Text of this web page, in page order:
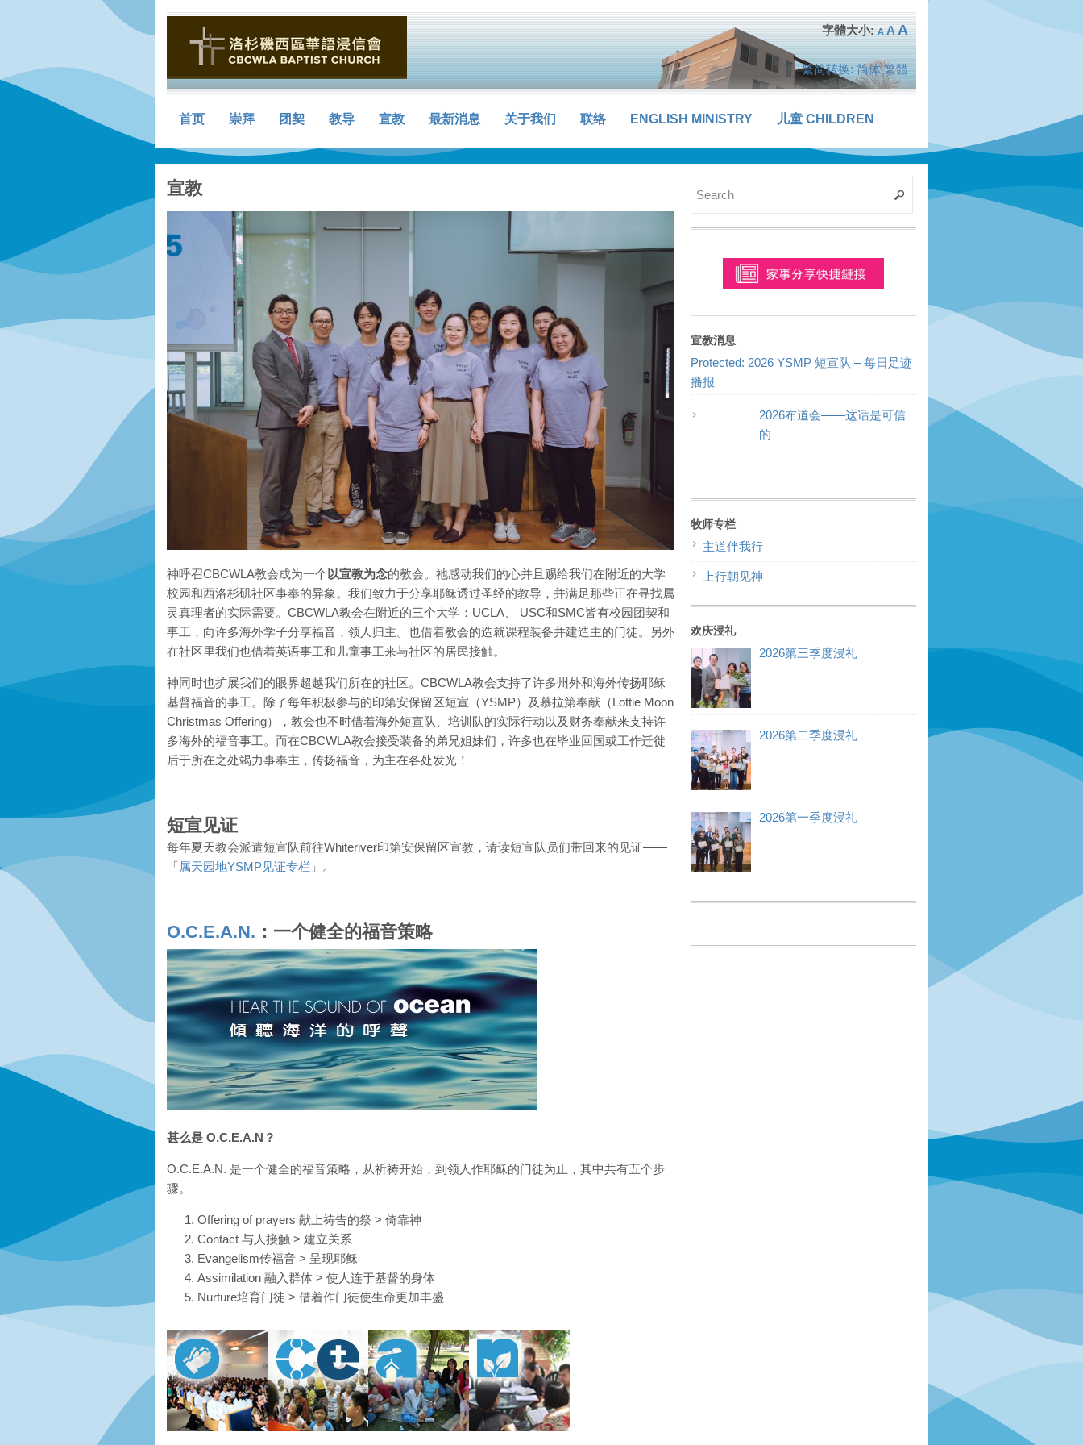
A A A
繁简转换: 简体 繁體
首页 崇拜 团契 教导 宣教 最新消息 关于我们 联络 ENGLISH MINISTRY 儿童 CHILDREN
宣教
神呼召CBCWLA教会成为一个以宣教为念的教会。祂感动我们的心并且赐给我们在附近的大学
校园和西洛杉矶社区事奉的异象。我们致力于分享耶稣透过圣经的教导，并满足那些正在寻找属
灵真理者的实际需要。CBCWLA教会在附近的三个大学：UCLA、 USC和SMC皆有校园团契和
事工，向许多海外学子分享福音，领人归主。也借着教会的造就课程装备并建造主的门徒。另外
在社区里我们也借着英语事工和儿童事工来与社区的居民接触。
神同时也扩展我们的眼界超越我们所在的社区。CBCWLA教会支持了许多州外和海外传扬耶稣
基督福音的事工。除了每年积极参与的印第安保留区短宣（YSMP）及慕拉第奉献（Lottie Moon
Christmas Offering），教会也不时借着海外短宣队、培训队的实际行动以及财务奉献来支持许
多海外的福音事工。而在CBCWLA教会接受装备的弟兄姐妹们，许多也在毕业回国或工作迁徙
后于所在之处竭力事奉主，传扬福音，为主在各处发光！
短宣见证
每年夏天教会派遣短宣队前往Whiteriver印第安保留区宣教，请读短宣队员们带回来的见证——
「 属天园地YSMP见证专栏 」。
O.C.E.A.N. ：一个健全的福音策略
甚么是 O.C.E.A.N？
O.C.E.A.N. 是一个健全的福音策略，从祈祷开始，到领人作耶稣的门徒为止，其中共有五个步
骤。
Offering of prayers 献上祷告的祭 > 倚靠神
Contact 与人接触 > 建立关系
Evangelism传福音 > 呈现耶稣
Assimilation 融入群体 > 使人连于基督的身体
Nurture培育门徒 > 借着作门徒使生命更加丰盛
宣教消息
Protected: 2026 YSMP 短宣队 – 每日足迹
播报
2026布道会——这话是可信
的
牧师专栏
主道伴我行
上行朝见神
欢庆浸礼
2026第三季度浸礼
2026第二季度浸礼
2026第一季度浸礼